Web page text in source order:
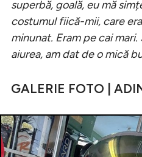
superbă, goală, eu mă
costumul fiică-mii, care
minunat. Eram pe cai
aiurea, am dat de o mică
GALERIE FOTO |